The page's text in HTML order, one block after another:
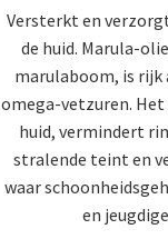
Versterkt en
de huid. Marula-
marulaboom, is rijk
omega-vetzuren.
huid, vermindert
stralende teint en
waar
en